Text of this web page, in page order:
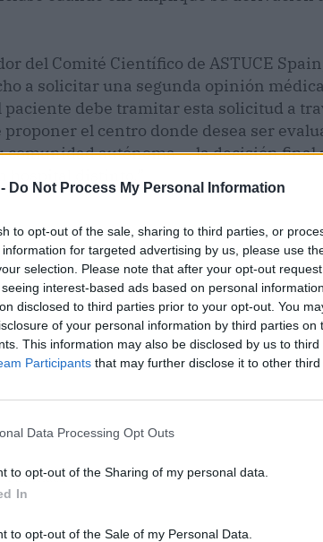
Do Not Process My Personal Information
to opt-out of the sale, sharing to third parties, or
for targeted advertising by us, please use
selection. Please note that after your opt-out
interest-based ads based on personal
disclosed to third parties prior to your opt-out. You
of your personal information by third parties on
This information may also be disclosed by us to
Participants that may further disclose it to other third
Data Processing Opt Outs
to opt-out of the Sharing of my personal data.
In
to opt-out of the Sale of my Personal Data.
del Comité Científico de ASTUCE
a solicitar una segunda opinión
debe tramitar esta solicitud a
el centro donde desea ser
comunidad autónoma—, la decisión final
distinto.”
Publicidad